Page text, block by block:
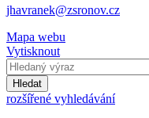
jhavranek@zsronov.cz
Mapa webu
Vytisknout
Hledat
rozšířené vyhledávání